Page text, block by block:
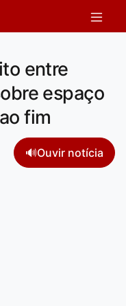
entre
espaço
fim
🔊Ouvir notícia